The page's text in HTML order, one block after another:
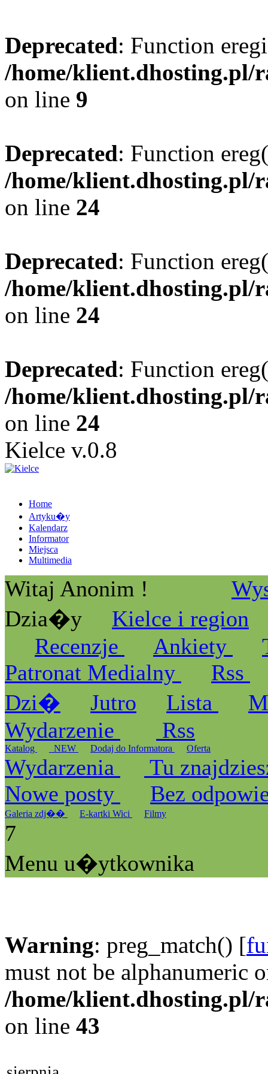
Deprecated: Function
/home/klient.dhosting.pl/
on line 9
Deprecated: Function
/home/klient.dhosting.pl/
on line 24
Deprecated: Function
/home/klient.dhosting.pl/
on line 24
Deprecated: Function
/home/klient.dhosting.pl/
on line 24
Kielce v.0.8
Home
Artyku�y
Kalendarz
Informator
Miejsca
Multimedia
Witaj Anonim !
Dzia�y
Kielce i region
Recenzje
Ankiety
Patronat Medialny
Rss
Dzi�
Jutro Lista
Wydarzenie
Rss
Katalog _NEW Dodaj do Informatora Oferta
Wydarzenia
Tu
Nowe posty
Bez
Galeria zdj�� E-kartki Wici Filmy
7
Menu u�ytkownika
Warning: preg_match() [
must not be alphanumeric
/home/klient.dhosting.pl/
on line 43